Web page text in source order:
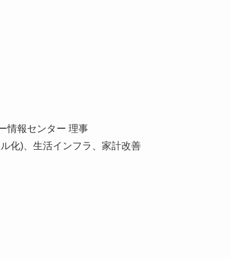
情報センター 理事
化)、生活インフラ、家計改善